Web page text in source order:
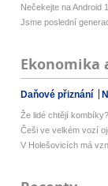
Nečekejte na Android
Jsme poslední
Ekonomika
Daňové přiznání
Že lidé chtějí
Češi ve velkém vozí
V Holešovicích má